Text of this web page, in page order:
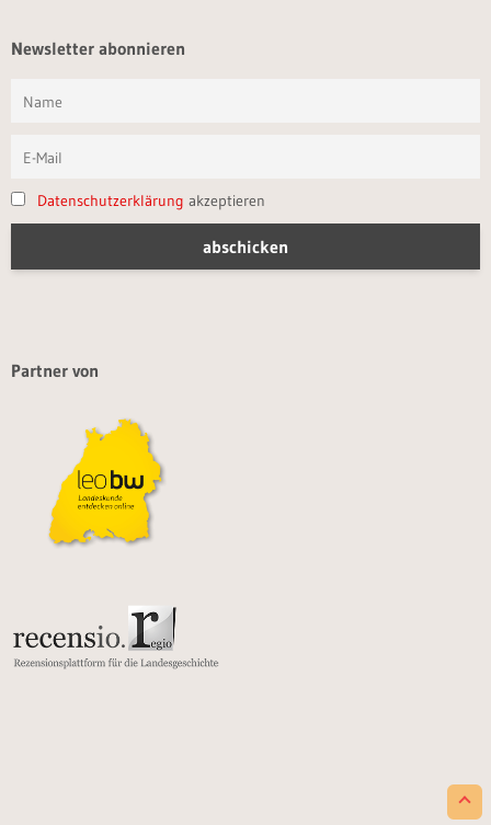
Newsletter abonnieren
Datenschutzerklärung akzeptieren
Partner von